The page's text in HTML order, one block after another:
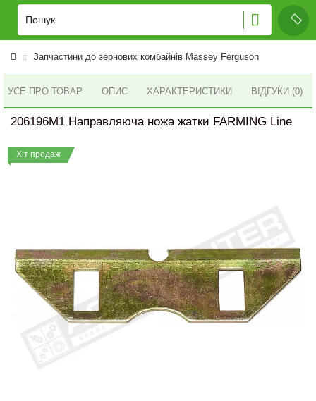
Запчастини до зернових комбайнів Massey Ferguson
УСЕ ПРО ТОВАР ОПИС ХАРАКТЕРИСТИКИ ВІДГУКИ (0)
206196M1 Направляюча ножа жатки FARMING Line
Хіт продаж